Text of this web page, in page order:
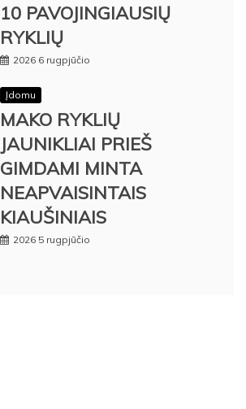
10 PAVOJINGIAUSIŲ
RYKLIŲ
2026 6 rugpjūčio
Įdomu
MAKO RYKLIŲ
JAUNIKLIAI PRIEŠ
GIMDAMI MINTA
NEAPVAISINTAIS
KIAUŠINIAIS
2026 5 rugpjūčio